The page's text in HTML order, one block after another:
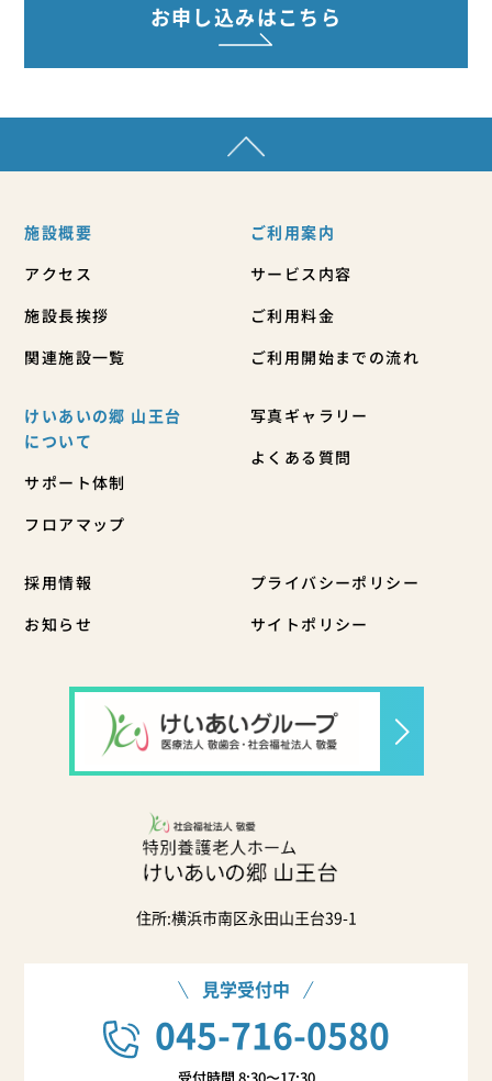
お申し込みはこちら
施設概要
アクセス
施設長挨拶
関連施設一覧
ご利用案内
サービス内容
ご利用料金
ご利用開始までの流れ
けいあいの郷 山王台
について
サポート体制
フロアマップ
写真ギャラリー
よくある質問
採用情報
お知らせ
プライバシーポリシー
サイトポリシー
住所:横浜市南区永田山王台39-1
見学受付中
045-716-0580